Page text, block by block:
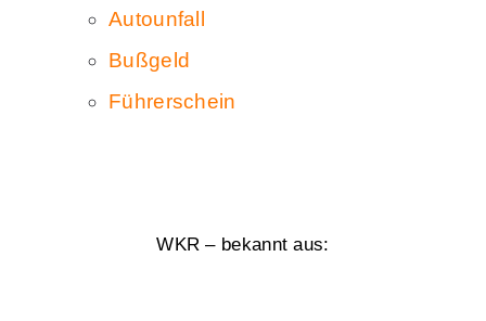
Autounfall
Bußgeld
Führerschein
WKR – bekannt aus: